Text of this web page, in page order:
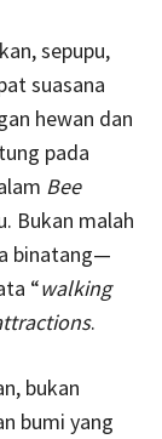
sepupu,
suasana
hewan dan
pada
Bee
Bukan malah
binatang—
“walking
.
bukan
bumi yang